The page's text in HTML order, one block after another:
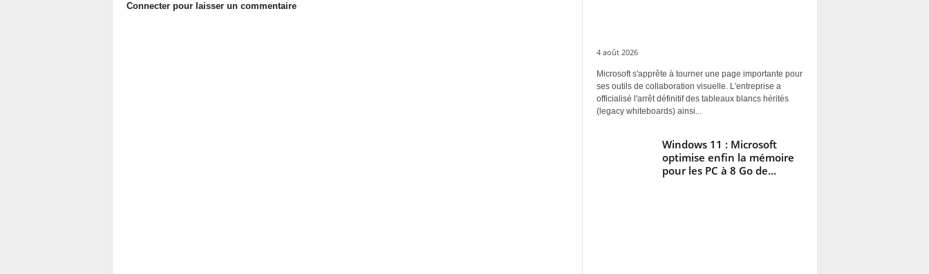
Connecter pour laisser un commentaire
4 août 2026
Microsoft s'apprête à tourner une page importante pour
ses outils de collaboration visuelle. L'entreprise a
officialisé l'arrêt définitif des tableaux blancs hérités
(legacy whiteboards) ainsi...
Windows 11 : Microsoft
optimise enfin la mémoire
pour les PC à 8 Go de...